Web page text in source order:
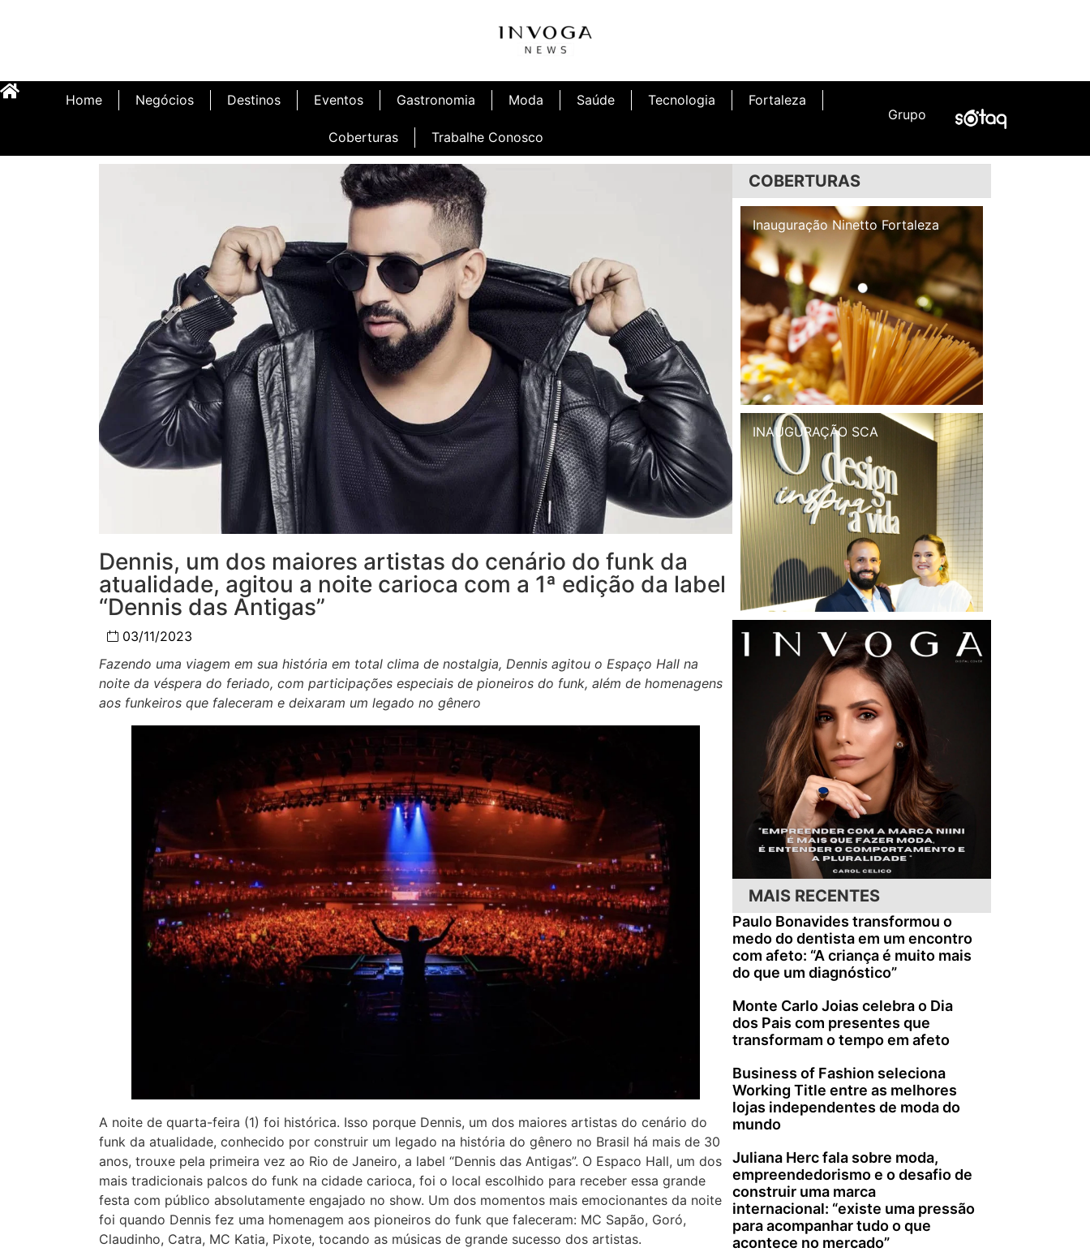
Home Negócios Destinos Eventos Gastronomia Moda Saúde Tecnologia Fortaleza
Coberturas Trabalhe Conosco
Grupo
Dennis, um dos maiores artistas do cenário do funk da
atualidade, agitou a noite carioca com a 1ª edição da label
“Dennis das Antigas”
03/11/2023
Fazendo uma viagem em sua história em total clima de nostalgia, Dennis agitou o Espaço Hall na
noite da véspera do feriado, com participações especiais de pioneiros do funk, além de homenagens
aos funkeiros que faleceram e deixaram um legado no gênero
A noite de quarta-feira (1) foi histórica. Isso porque Dennis, um dos maiores artistas do cenário do
funk da atualidade, conhecido por construir um legado na história do gênero no Brasil há mais de 30
anos, trouxe pela primeira vez ao Rio de Janeiro, a label “Dennis das Antigas”. O Espaco Hall, um dos
mais tradicionais palcos do funk na cidade carioca, foi o local escolhido para receber essa grande
festa com público absolutamente engajado no show. Um dos momentos mais emocionantes da noite
foi quando Dennis fez uma homenagem aos pioneiros do funk que faleceram: MC Sapão, Goró,
Claudinho, Catra, MC Katia, Pixote, tocando as músicas de grande sucesso dos artistas.
COBERTURAS
Inauguração Illa Café Inauguração Illa Café
INAUGURAÇÃO SCA
MAIS RECENTES
Paulo Bonavides transformou o
medo do dentista em um encontro
com afeto: “A criança é muito mais
do que um diagnóstico”
Monte Carlo Joias celebra o Dia
dos Pais com presentes que
transformam o tempo em afeto
Business of Fashion seleciona
Working Title entre as melhores
lojas independentes de moda do
mundo
Juliana Herc fala sobre moda,
empreendedorismo e o desafio de
construir uma marca
internacional: “existe uma pressão
para acompanhar tudo o que
acontece no mercado”